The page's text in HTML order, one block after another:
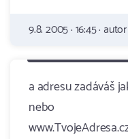
9.8. 2005 · 16:45 · autor
a adresu zadáváš
nebo